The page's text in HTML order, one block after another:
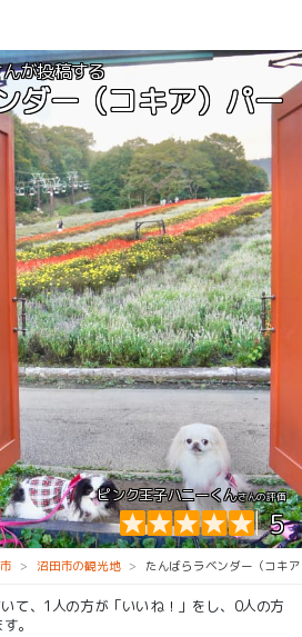
が投稿する
ダー（コキア）パー
ピンク王子ハニーくんさんの評価
5
沼田市の観光地 たんばらラベンダー（コキ
て、1人の方が「いいね！」をし、0人の方
。